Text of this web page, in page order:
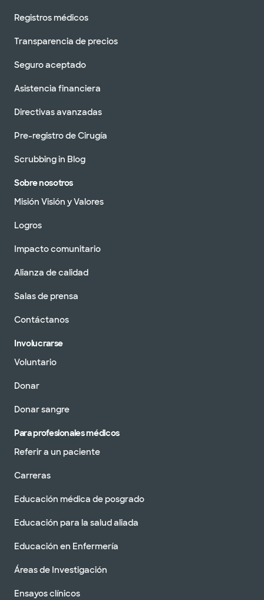
Registros médicos
Transparencia de precios
Seguro aceptado
Asistencia financiera
Directivas avanzadas
Pre-registro de Cirugía
Scrubbing in Blog
Sobre nosotros
Misión Visión y Valores
Logros
Impacto comunitario
Alianza de calidad
Salas de prensa
Contáctanos
Involucrarse
Voluntario
Donar
Donar sangre
Para profesionales médicos
Referir a un paciente
Carreras
Educación médica de posgrado
Educación para la salud aliada
Educación en Enfermería
Áreas de Investigación
Ensayos clínicos